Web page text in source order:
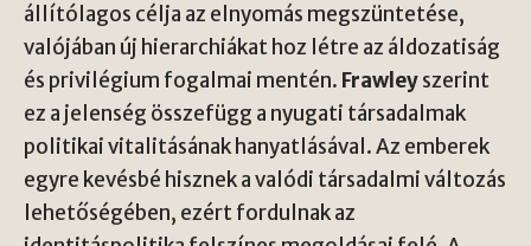
állítólagos célja az elnyomás megszüntetése,
valójában új hierarchiákat hoz létre az áldozatiság
és privilégium fogalmai mentén. Frawleyszerint
ez a jelenség összefügg a nyugati társadalmak
politikai vitalitásának hanyatlásával. Az emberek
egyre kevésbé hisznek a valódi társadalmi változás
lehetőségében, ezért fordulnak az